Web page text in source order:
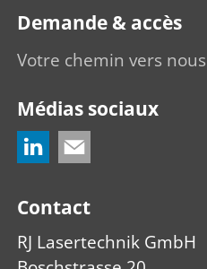
Demande & accès
Votre chemin vers nous
Médias sociaux
Contact
RJ Lasertechnik GmbH